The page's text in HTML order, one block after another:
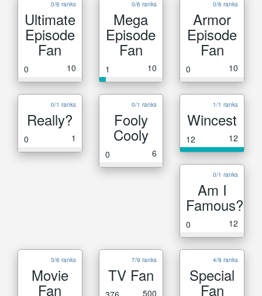
0/6 ranks
Ultimate
Episode
Fan
0 10
0/6 ranks
Mega
Episode
Fan
1 10
0/6 ranks
Armor
Episode
Fan
0 10
0/1 ranks
Really?
0 1
0/1 ranks
Fooly
Cooly
0 6
1/1 ranks
Wincest
12 12
0/1 ranks
Am I
Famous?
0 12
3/6 ranks
Movie
Fan
7/9 ranks
TV Fan
500
4/9 ranks
Special
Fan